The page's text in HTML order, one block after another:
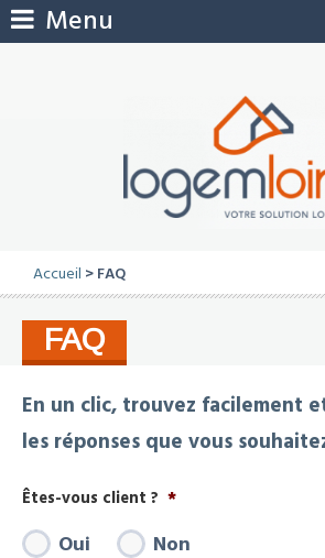
Menu
Accueil > FAQ
FAQ
En un clic, trouvez facilement
les réponses que vous
Êtes-vous client ? *
Oui Non